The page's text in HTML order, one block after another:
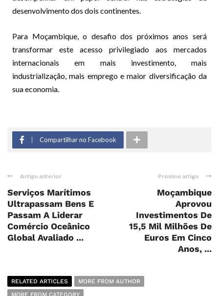
desenvolvimento dos dois continentes.
Para Moçambique, o desafio dos próximos anos será
transformar este acesso privilegiado aos mercados
internacionais em mais investimento, mais
industrialização, mais emprego e maior diversificação da
sua economia.
Compartilhar no Facebook
Artigo anterior
Serviços Marítimos
Ultrapassam Bens E
Passam A Liderar
Comércio Oceânico
Global Avaliado ...
Próximo artigo
Moçambique
Aprovou
Investimentos De
15,5 Mil Milhões De
Euros Em Cinco
Anos, ...
RELATED ARTICLES
MORE FROM AUTHOR
MORE FROM CATEGORY